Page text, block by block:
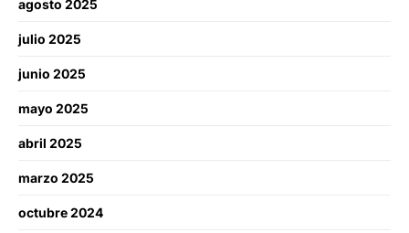
agosto 2025
julio 2025
junio 2025
mayo 2025
abril 2025
marzo 2025
octubre 2024